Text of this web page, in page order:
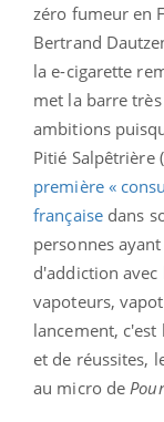
zéro fumeur en
Bertrand
la e-cigarette
met la barre
ambitions
Pitié Salpêtrière
première «
françaisedans
personnes
d'addiction
vapoteurs,
lancement,
et de réussites,
au micro de